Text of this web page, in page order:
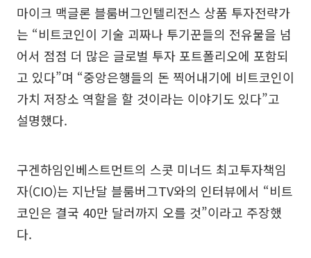
마이크 맥글론 블룸버그인텔리전스 상품 투자전략가
는 “비트코인이 기술 괴짜나 투기꾼들의 전유물을 넘
어서 점점 더 많은 글로벌 투자 포트폴리오에 포함되
고 있다”며 “중앙은행들의 돈 찍어내기에 비트코인이
가치 저장소 역할을 할 것이라는 이야기도 있다”고
설명했다.
구겐하임인베스트먼트의 스콧 미너드 최고투자책임
자(CIO)는 지난달 블룸버그TV와의 인터뷰에서 “비트
코인은 결국 40만 달러까지 오를 것”이라고 주장했
다.